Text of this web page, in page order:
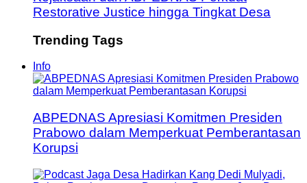
Restorative Justice hingga Tingkat Desa
Trending Tags
Info
ABPEDNAS Apresiasi Komitmen Presiden
Prabowo dalam Memperkuat Pemberantasan
Korupsi